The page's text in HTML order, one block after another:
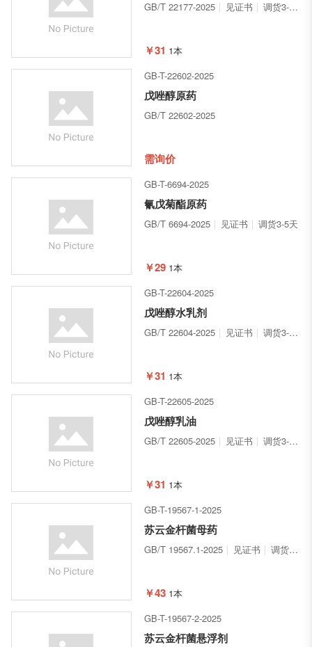
GB/T 22177-2025 见证书 调货3-5天
￥31 1本
GB-T-22602-2025
戊唑醇原药
GB/T 22602-2025
需询价
GB-T-6694-2025
氰戊菊酯原药
GB/T 6694-2025 见证书 调货3-5天
￥29 1本
GB-T-22604-2025
戊唑醇水乳剂
GB/T 22604-2025 见证书 调货3-5天
￥31 1本
GB-T-22605-2025
戊唑醇乳油
GB/T 22605-2025 见证书 调货3-5天
￥31 1本
GB-T-19567-1-2025
苏云金杆菌母药
GB/T 19567.1-2025 见证书 调货3-5天
￥43 1本
GB-T-19567-2-2025
苏云金杆菌悬浮剂